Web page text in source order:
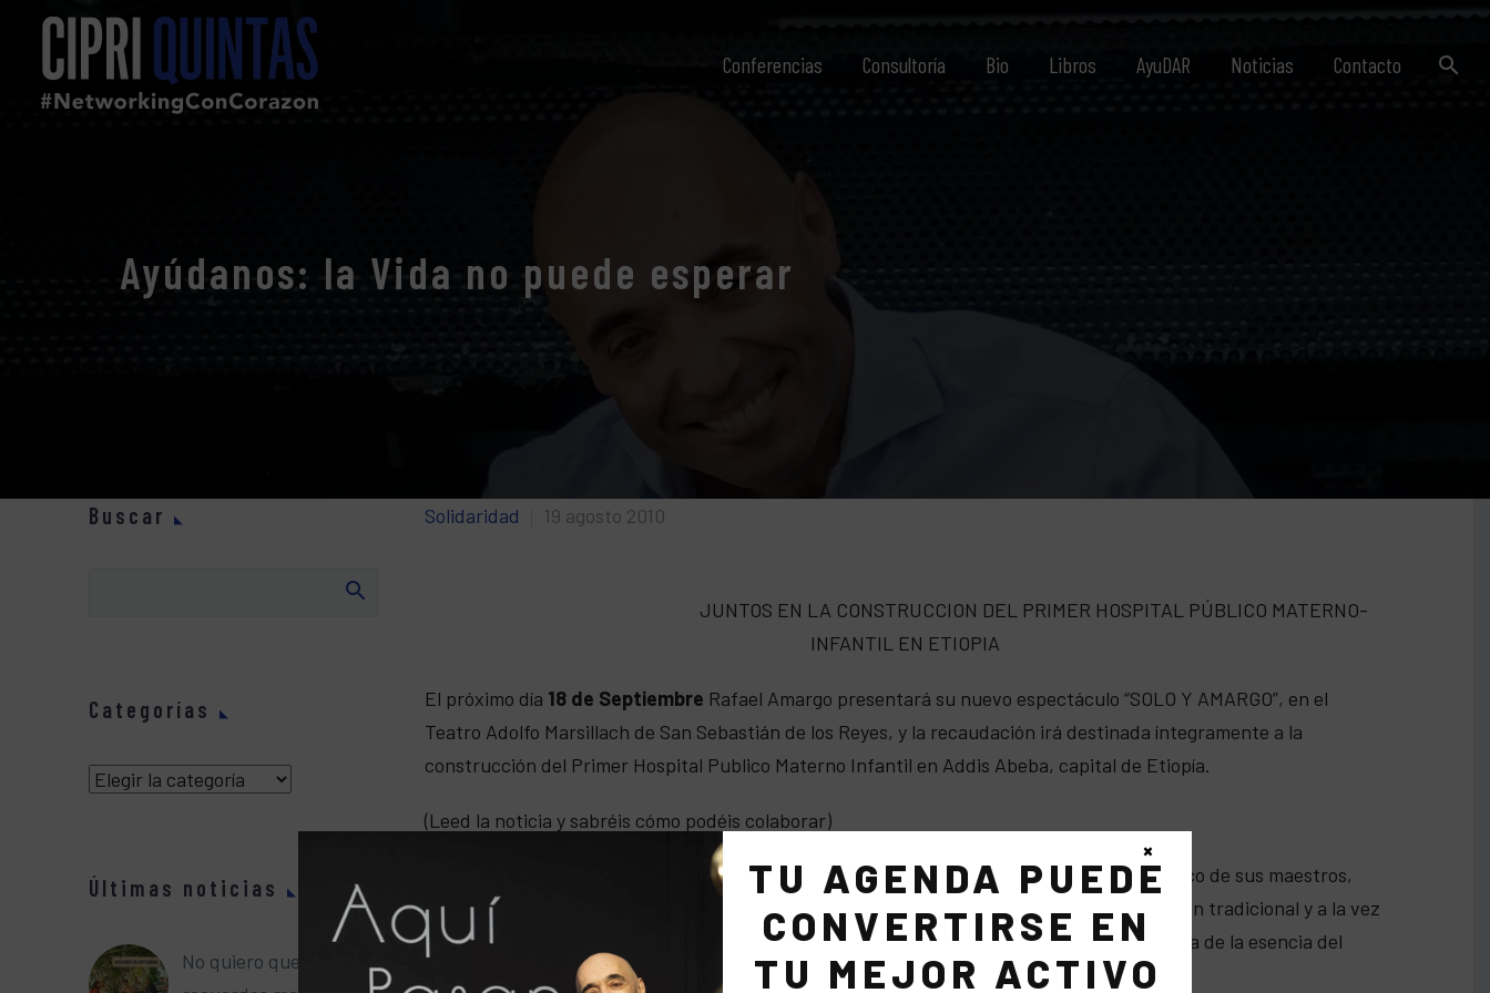
Conferencias Consultoría Bio Libros AyuDAR Noticias Contacto
Ayúdanos: la Vida no puede esperar
Solidaridad 19 agosto 2010
JUNTOS EN LA CONSTRUCCION DEL PRIMER HOSPITAL PÚBLICO MATERNO-
INFANTIL EN ETIOPIA
El próximo día 18 de Septiembre Rafael Amargo presentará su nuevo espectáculo “SOLO Y AMARGO”, en el
Teatro Adolfo Marsillach de San Sebastián de los Reyes, y la recaudación irá destinada íntegramente a la
construcción del Primer Hospital Publico Materno Infantil en Addis Abeba, capital de Etiopía.
(Leed la noticia y sabréis cómo podéis colaborar)
Rafael Amargo es un bailarín y coreógrafo ecléctico. Se ha inspirado en el más puro flamenco de sus maestros,
pero a la vez ha asimilado otro tipo de tendencias. Sus coreografías rebosan una concepción tradicional y a la vez
actual, a veces muy cercanas al baile contemporáneo, nunca pierden el punto de referencia de la esencia del
Buscar
Categorías
Categorías
Últimas noticias
No quiero que me
TU AGENDA PUEDE
CONVERTIRSE EN
TU MEJOR ACTIVO
×